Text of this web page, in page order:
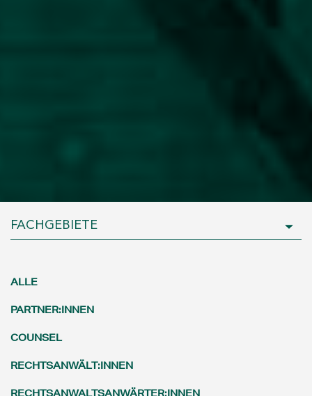
FACHGEBIETE
ALLE
PARTNER:INNEN
COUNSEL
RECHTSANWÄLT:INNEN
RECHTSANWALTSANWÄRTER:INNEN